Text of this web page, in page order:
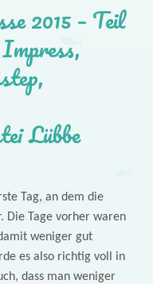
2015 – Teil
Lübbe
Tag, an dem die
Die Tage vorher waren
weniger gut
es also richtig voll in
dass man weniger